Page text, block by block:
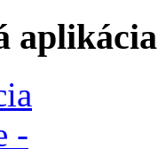
aplikácia